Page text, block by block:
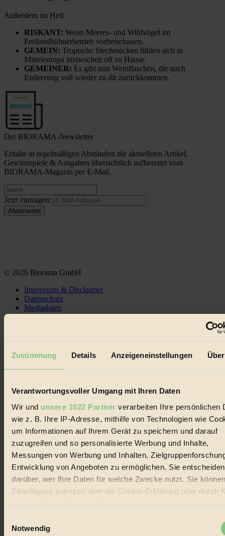
Zustimmung Details Anzeigeneinstellungen
Verantwortungsvoller Umgang mit Ihren Daten
Wir und unsere 1022 Partner verarbeiten Ihre persönlichen
wie z. B. Ihre IP-Adresse, mithilfe von Technologien wie
um Informationen auf Ihrem Gerät zu speichern und darauf
zuzugreifen und so personalisierte Werbung und Inhalte,
Messungen von Werbung und Inhalten,
Entwicklung von Angeboten zu ermöglichen. Sie entscheiden
darüber, wer Ihre Daten für welche Zwecke nutzt. Sie
Einwilligung jederzeit über die Cookie-Erklärung oder durch
auf das Privacy Trigger Symbol ändern oder widerrufen
Wenn Sie es erlauben, würden wir auch gerne:
Notwendig
Außerdem im Heft
RISKANT: Wenn Meeres- und Wildvögel im
Freilandhühnerbetrieb vorbeischauen.
GEMEIN: Tropische Stechmücken fühlen sich in
Mitteleuropa inziwschen oft zu Hause.
GEMEINER: Es gibt nun Weinflaschen, die nach
Entleerung voll wieder zu dir zurückkommen.
Der BIORAMA-Newsletter
Erhalte in regelmäßigen Abständen die aktuellsten Artikel,
Gewinnspiele & Ausgaben übersichtlich aufbereitet vom
BIORAMA-Magazin per E-Mail.
Jetzt eintragen:
© 2026 Biorama GmbH
Impressum & Disclaimer
Datenschutz
Mediadaten
und Produkte, ein Leitfaden im schnell wachsenden Markt des
Handels mit Bioprodukten, des Fair-Trade sowie der Branche
alternativer Energien.
22.601 Fans auf Facebook
3.415 Follower auf Twitter
Folge uns auf Instagram
Bio
Nachhaltigkeit